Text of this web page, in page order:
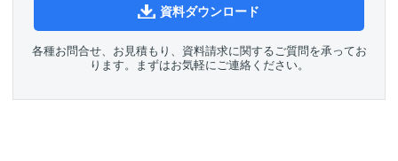
資料ダウンロード
各種お問合せ、お見積もり、資料請求に関するご質問を承ってお
ります。まずはお気軽にご連絡ください。